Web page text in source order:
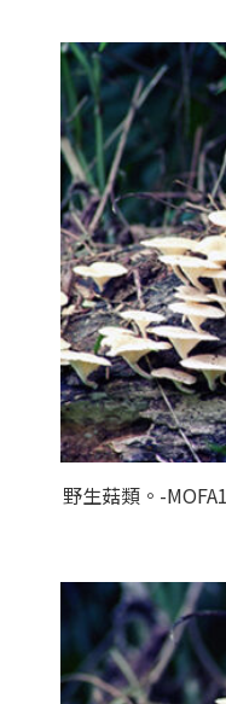
野生菇類。-